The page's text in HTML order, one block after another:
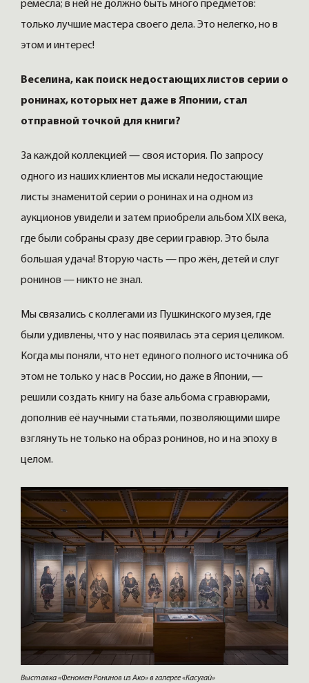
ремесла; в ней не должно быть много предметов:
только лучшие мастера своего дела. Это нелегко, но в
этом и интерес!
Веселина, как поиск недостающих листов серии о
ронинах, которых нет даже в Японии, стал
отправной точкой для книги?
За каждой коллекцией — своя история. По запросу
одного из наших клиентов мы искали недостающие
листы знаменитой серии о ронинах и на одном из
аукционов увидели и затем приобрели альбом XIX века,
где были собраны сразу две серии гравюр. Это была
большая удача! Вторую часть — про жён, детей и слуг
ронинов — никто не знал.
Мы связались с коллегами из Пушкинского музея, где
были удивлены, что у нас появилась эта серия целиком.
Когда мы поняли, что нет единого полного источника об
этом не только у нас в России, но даже в Японии, —
решили создать книгу на базе альбома с гравюрами,
дополнив её научными статьями, позволяющими шире
взглянуть не только на образ ронинов, но и на эпоху в
целом.
Выставка «Феномен Ронинов из Ако» в галерее «Касугай»